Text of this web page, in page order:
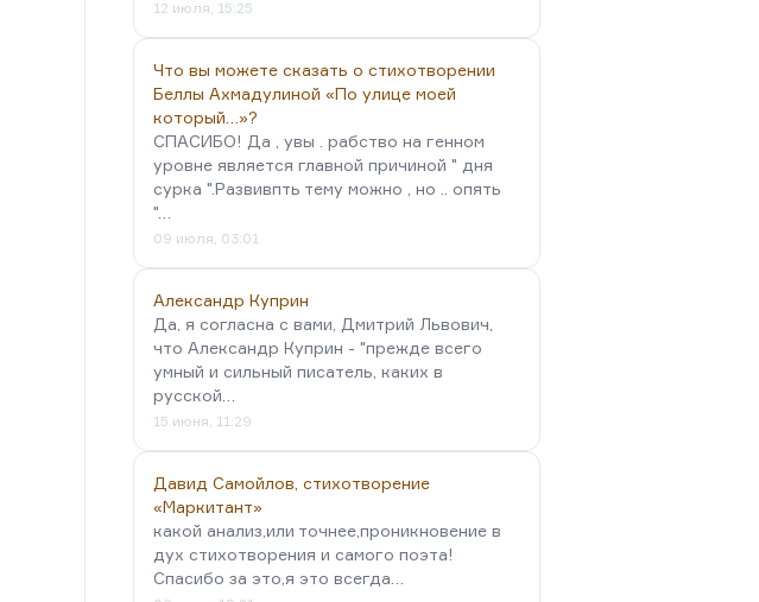
12 июля, 15:25
Что вы можете сказать о стихотворении
Беллы Ахмадулиной «По улице моей
который…»?
СПАСИБО! Да , увы . рабство на генном
уровне является главной причиной " дня
сурка ".Развивпть тему можно , но .. опять
"…
09 июля, 03:01
Александр Куприн
Да, я согласна с вами, Дмитрий Львович,
что Александр Куприн - "прежде всего
умный и сильный писатель, каких в
русской…
15 июня, 11:29
Давид Самойлов, стихотворение
«Маркитант»
какой анализ,или точнее,проникновение в
дух стихотворения и самого поэта!
Спасибо за это,я это всегда…